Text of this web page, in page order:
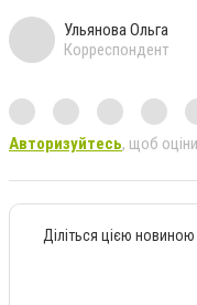
Ульянова Ольга
Корреспондент
Авторизуйтесь, щоб
Діліться цією